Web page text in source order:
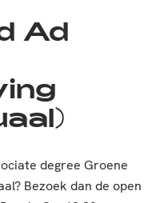
Ad
degree Groene
Bezoek dan de open